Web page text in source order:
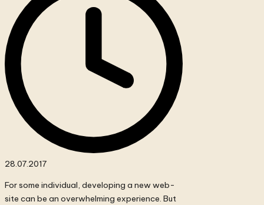
28.07.2017
For some individual, developing a new web-
site can be an overwhelming experience. But